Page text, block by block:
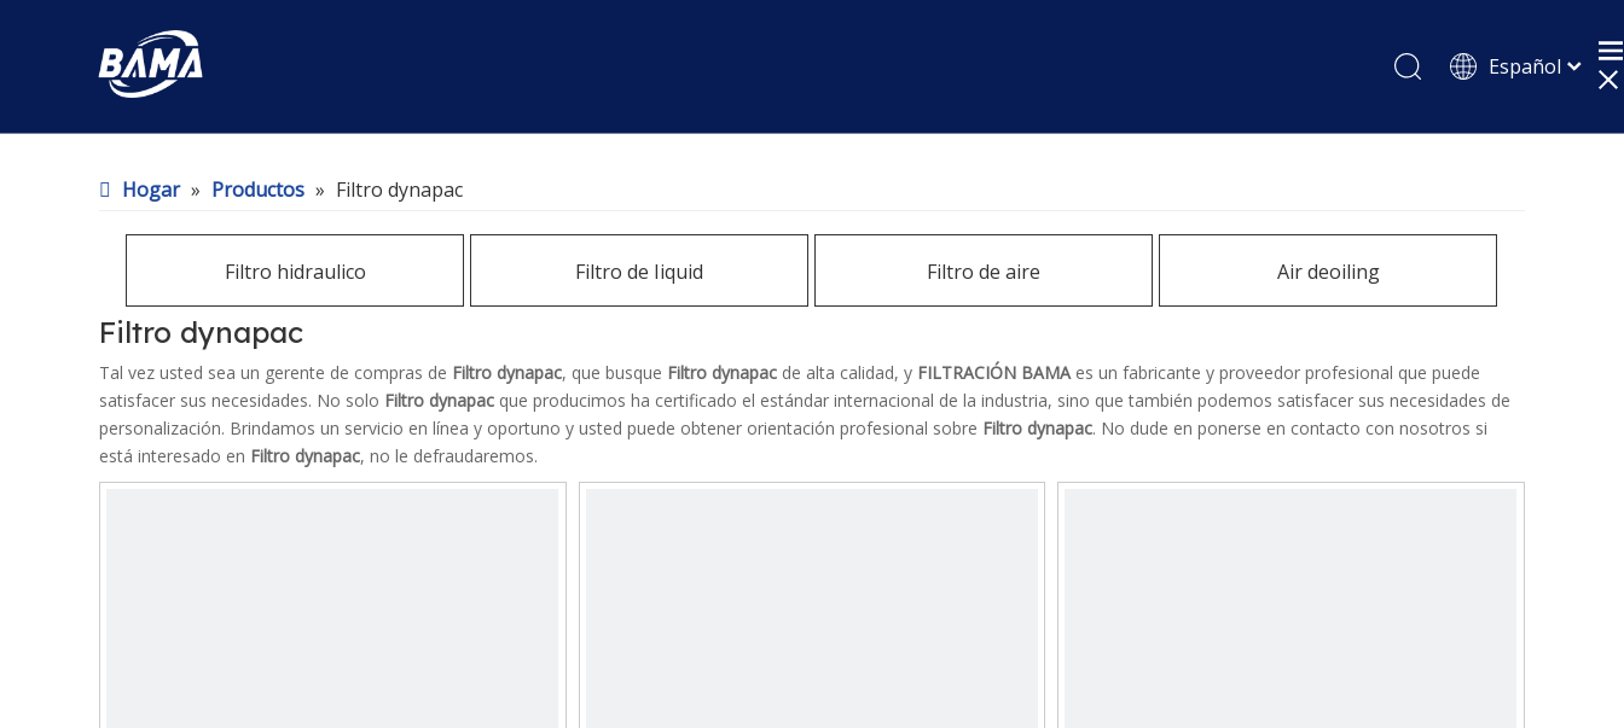
Español
Pусский
Hogar » Productos » Filtro dynapac
Filtro hidraulico Filtro de Iiquid Filtro de aire Air deoiling
Filtro dynapac
Tal vez usted sea un gerente de compras de Filtro dynapac, que busque Filtro dynapac de alta calidad, y FILTRACIÓN BAMAes un fabricante y proveedor profesional que puede
satisfacer sus necesidades. No solo Filtro dynapac que producimos ha certificado el estándar internacional de la industria, sino que también podemos satisfacer sus necesidades de
personalización. Brindamos un servicio en línea y oportuno y usted puede obtener orientación profesional sobre Filtro dynapac. No dude en ponerse en contacto con nosotros si
está interesado en Filtro dynapac, no le defraudaremos.